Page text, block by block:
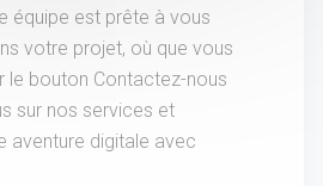
équipe est prête à vous
votre projet, où que vous
le bouton Contactez-nous
sur nos services et
aventure digitale avec